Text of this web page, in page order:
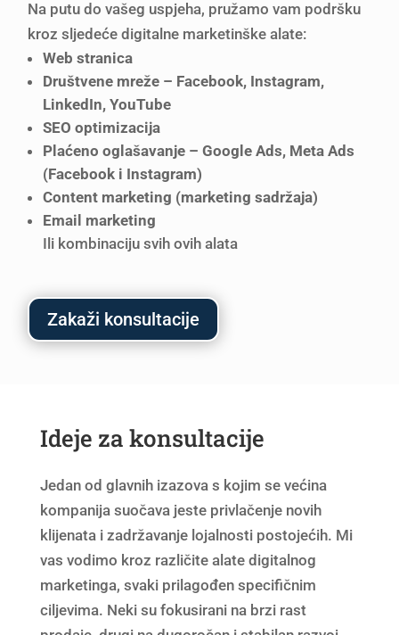
Na putu do vašeg uspjeha, pružamo vam podršku
kroz sljedeće digitalne marketinške alate:
Web stranica
Društvene mreže – Facebook, Instagram,
LinkedIn, YouTube
SEO optimizacija
Plaćeno oglašavanje – Google Ads, Meta Ads
(Facebook i Instagram)
Content marketing (marketing sadržaja)
Email marketing
Ili kombinaciju svih ovih alata
Zakaži konsultacije
Ideje za konsultacije
Jedan od glavnih izazova s kojim se većina
kompanija suočava jeste privlačenje novih
klijenata i zadržavanje lojalnosti postojećih. Mi
vas vodimo kroz različite alate digitalnog
marketinga, svaki prilagođen specifičnim
ciljevima. Neki su fokusirani na brzi rast